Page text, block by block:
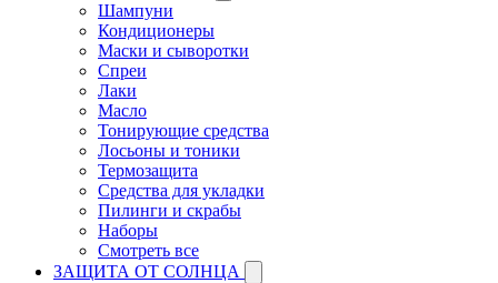
Шампуни
Кондиционеры
Маски и сыворотки
Спреи
Лаки
Масло
Тонирующие средства
Лосьоны и тоники
Термозащита
Средства для укладки
Пилинги и скрабы
Наборы
Смотреть все
ЗАЩИТА ОТ СОЛНЦА